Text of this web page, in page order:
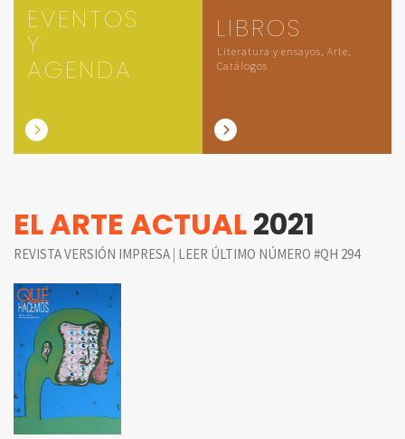
EVENTOS
Y
AGENDA
LIBROS
Literatura y ensayos, Arte,
Catálogos
EL ARTE ACTUAL2021
REVISTA VERSIÓN IMPRESA | LEER ÚLTIMO NÚMERO #QH 294